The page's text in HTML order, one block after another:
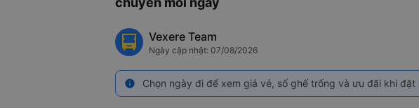
Vexere Team
Ngày cập nhật: 07/08/2026
info Chọn ngày đi để xem giá vé, số ghế trống và ưu đãi khi đặt